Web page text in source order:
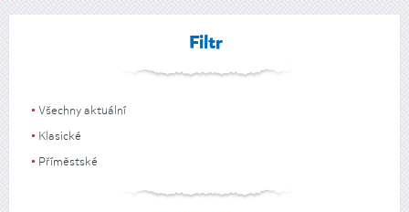
Filtr
Všechny aktuální
Klasické
Příměstské